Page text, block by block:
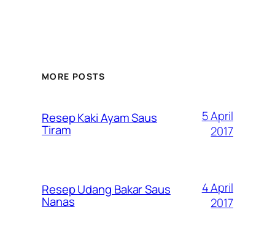
MORE POSTS
Resep Kaki Ayam Saus
Tiram
5 April
2017
Resep Udang Bakar Saus
Nanas
4 April
2017